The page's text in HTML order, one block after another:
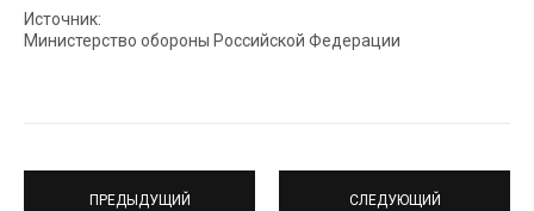
Источник:
Министерство обороны Российской Федерации
ПРЕДЫДУЩИЙ СЛЕДУЮЩИЙ